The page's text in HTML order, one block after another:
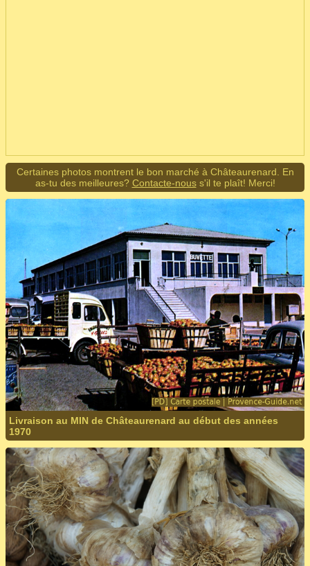
Certaines photos montrent le bon marché à Châteaurenard. En
as-tu des meilleures? Contacte-nouss'il te plaît! Merci!
Livraison au MIN de Châteaurenard au début des années
1970